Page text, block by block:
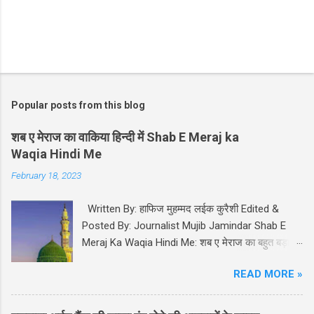
Popular posts from this blog
शब ए मेराज का वाकिया हिन्दी में Shab E Meraj ka
Waqia Hindi Me
February 18, 2023
Written By: हाफिज मुहम्मद लईक कुरैशी Edited &
Posted By: Journalist Mujib Jamindar Shab E
Meraj Ka Waqia Hindi Me: शब ए मेराज का बहुत बड़ा
त आला ने अपने दीदार व मुलाकात के लिए अर्श मुअल्ला पर
बुलाया। कुरान पाक में इस अहम वाक़िए का ज़िक्र सुरह बनी
READ MORE »